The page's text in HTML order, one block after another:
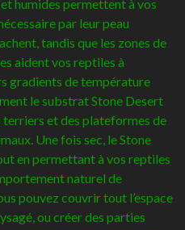
humides permettent à vos
par leur peau
tandis que les zones de
aident vos reptiles à
gradients de température
le substrat Stone Desert
terriers et des plateformes de
Une fois sec, le Stone
en permettant à vos reptiles
naturel de
pouvez couvrir tout l’espace
ou créer des parties